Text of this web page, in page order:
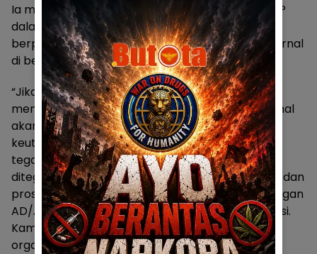
Ia menekankan bahwa terburu-burunya DPP PPP
dalam mengeluarkan SK kepengurusan justru
berpotensi menimbulkan gejolak dan konflik internal
di berbagai daerah.
“Jika DPP PPP tidak segera merespons dan
mengambil tindakan korektif, maka konflik internal
akan semakin meluas dan bisa mengancam
keutuhan partai menjelang Pemilu 2029. Sangat
tegas bahwa supremasi aturan organisasi harus
ditegakkan. SK yang cacat hukum harus dicabut, dan
proses kepengurusan harus dilakukan sesuai dengan
AD/ART PPP. Dan kami bukan menolak rekonsiliasi.
Kami menolak pelanggaran terhadap peraturan
organisasi. Itu saja,” pungkas Syam T. Ase.